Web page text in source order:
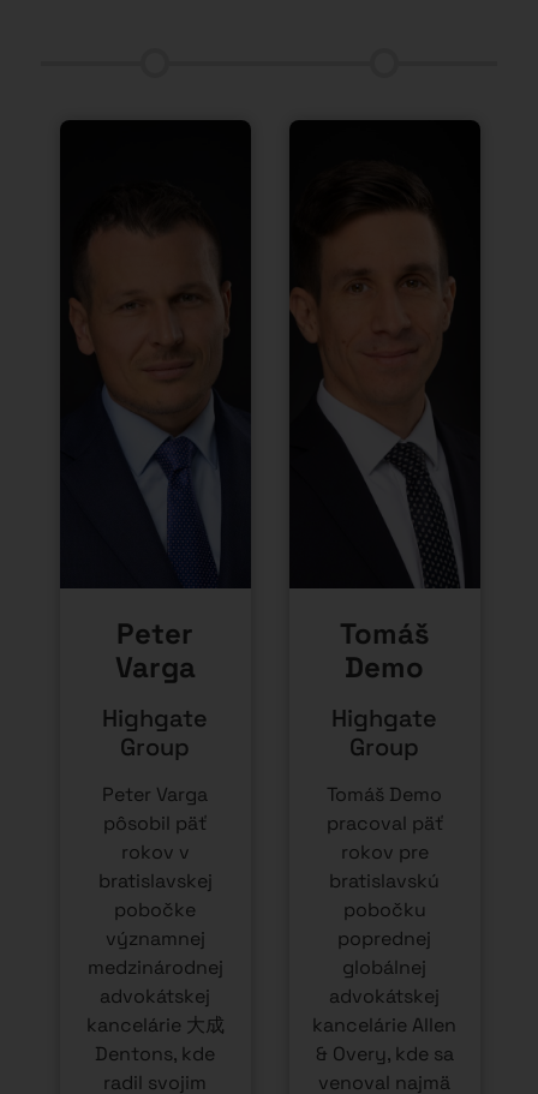
Varga
rokov v
pobočke
významnej
medzinárodnej
advokátskej
kancelárie 大成
Dentons, kde
radil svojim
klientom v
oblasti
cezhraničného
financovania a
medzinárodného
daňového
práva. Peter je
spoluzakladateľom
a partnerom
Highgate Group
kde sa
špecializuje
predovšetkým
na transakčné
daňové
poradenstvo a
vytváranie
efektívnych
daňových a
Demo
pracoval päť
bratislavskú
poprednej
globálnej
advokátskej
kancelárie Allen
& Overy, kde sa
venoval najmä
cezhraničným a
lokálnym fúziám
a akvizíciám
(M&A),
korporátnemu
právu a sporovej
agende. Tomáš
je
spoluzakladateľom
a partnerom
Highgate Group
s primárnou
špecializáciou
na M&A, private
equity a venture
kapitálové
investície.
Tomáš má viac
ako 15 ročnú